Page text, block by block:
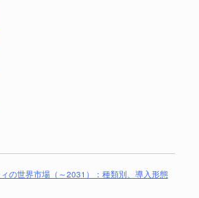
の世界市場（～2031）：種類別、導入形態